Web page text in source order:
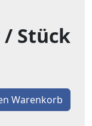
/ Stück
Warenkorb